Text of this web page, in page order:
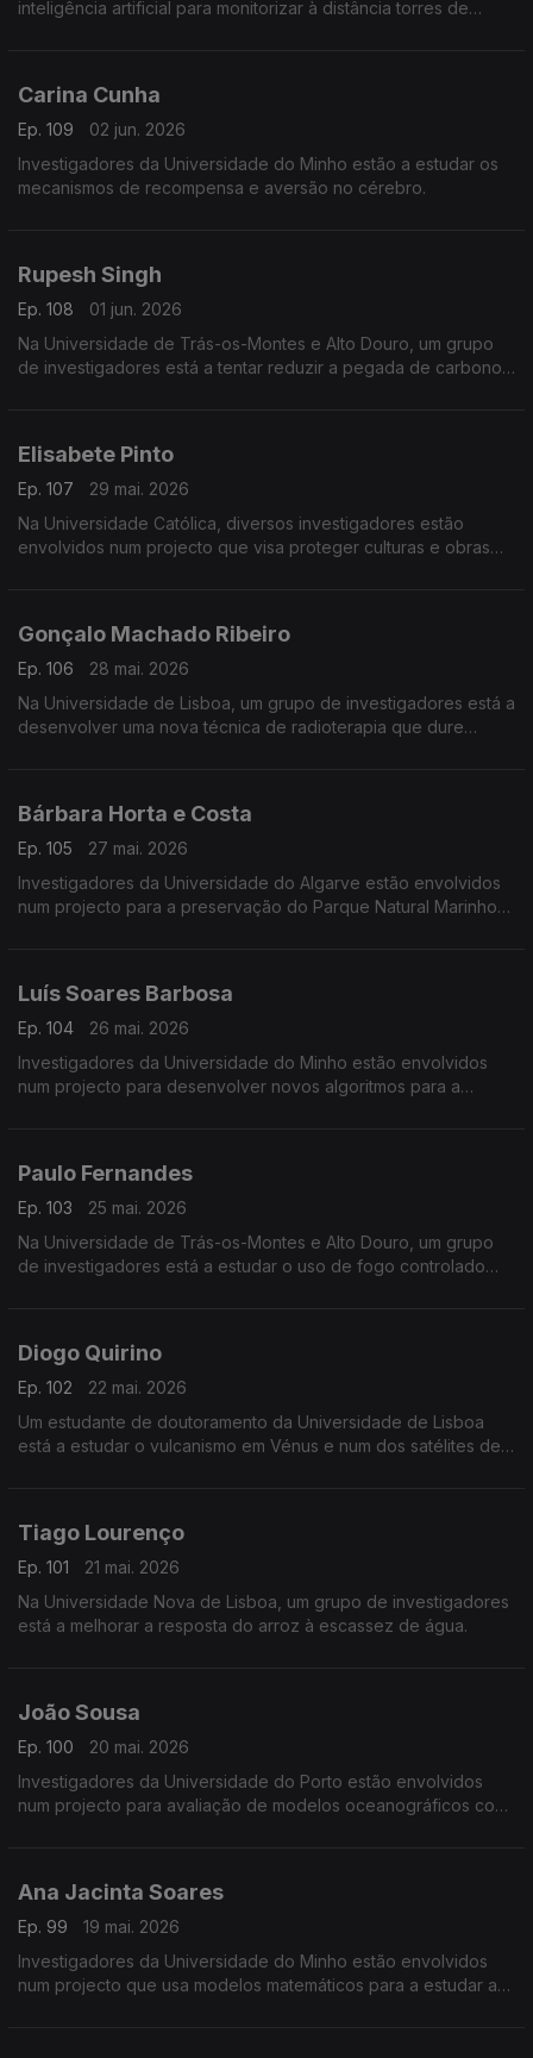
inteligência artificial para monitorizar à distância torres de
Carina Cunha
Ep. 109
02 jun. 2026
Investigadores da Universidade do Minho estão a estudar os
mecanismos de recompensa e aversão no cérebro.
Rupesh Singh
Ep. 108
01 jun. 2026
Na Universidade de Trás-os-Montes e Alto Douro, um grupo
de investigadores está a tentar reduzir a pegada de carbono
Elisabete Pinto
Ep. 107
29 mai. 2026
Na Universidade Católica, diversos investigadores estão
envolvidos num projecto que visa proteger culturas e obras
Gonçalo Machado Ribeiro
Ep. 106
28 mai. 2026
Na Universidade de Lisboa, um grupo de investigadores está a
desenvolver uma nova técnica de radioterapia que dure
Bárbara Horta e Costa
Ep. 105
27 mai. 2026
Investigadores da Universidade do Algarve estão envolvidos
num projecto para a preservação do Parque Natural Marinho
Luís Soares Barbosa
Ep. 104
26 mai. 2026
Investigadores da Universidade do Minho estão envolvidos
num projecto para desenvolver novos algoritmos para a
Paulo Fernandes
Ep. 103
25 mai. 2026
Na Universidade de Trás-os-Montes e Alto Douro, um grupo
de investigadores está a estudar o uso de fogo controlado
Diogo Quirino
Ep. 102
22 mai. 2026
Um estudante de doutoramento da Universidade de Lisboa
está a estudar o vulcanismo em Vénus e num dos satélites de
Tiago Lourenço
Ep. 101
21 mai. 2026
Na Universidade Nova de Lisboa, um grupo de investigadores
está a melhorar a resposta do arroz à escassez de água.
João Sousa
Ep. 100
20 mai. 2026
Investigadores da Universidade do Porto estão envolvidos
num projecto para avaliação de modelos oceanográficos com
Ana Jacinta Soares
Ep. 99
19 mai. 2026
Investigadores da Universidade do Minho estão envolvidos
num projecto que usa modelos matemáticos para a estudar a